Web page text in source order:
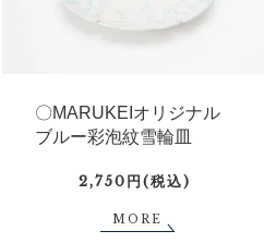
〇MARUKEIオリジナル
ブルー彩泡紋雪輪皿
2,750円(税込)
MORE